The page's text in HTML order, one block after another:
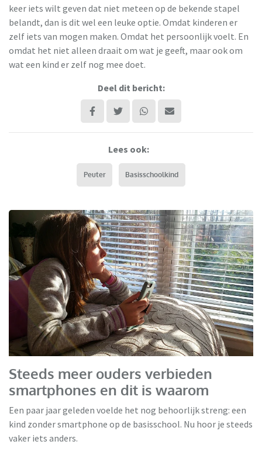
keer iets wilt geven dat niet meteen op de bekende stapel
belandt, dan is dit wel een leuke optie. Omdat kinderen er
zelf iets van mogen maken. Omdat het persoonlijk voelt. En
omdat het niet alleen draait om wat je geeft, maar ook om
wat een kind er zelf nog mee doet.
Deel dit bericht:
Lees ook:
Peuter Basisschoolkind
Steeds meer ouders verbieden
smartphones en dit is waarom
Een paar jaar geleden voelde het nog behoorlijk streng: een
kind zonder smartphone op de basisschool. Nu hoor je steeds
vaker iets anders.